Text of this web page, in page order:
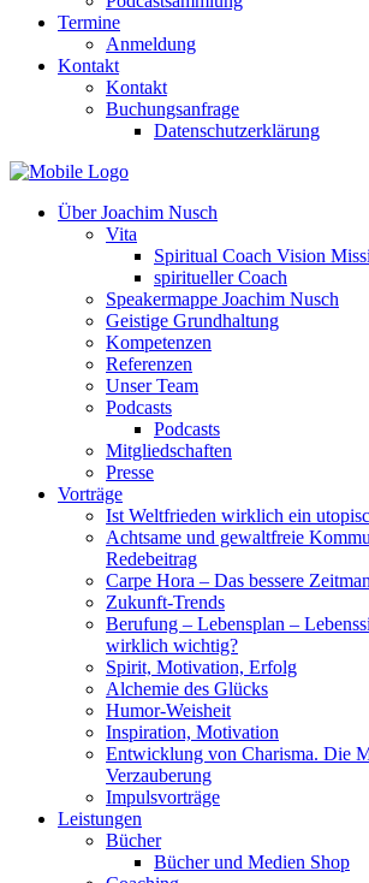
Termine
Anmeldung
Kontakt
Kontakt
Buchungsanfrage
Datenschutzerklärung
Über Joachim Nusch
Vita
Spiritual Coach Vision
spiritueller Coach
Speakermappe Joachim Nusch
Geistige Grundhaltung
Kompetenzen
Referenzen
Unser Team
Podcasts
Podcasts
Mitgliedschaften
Presse
Vorträge
Ist Weltfrieden wirklich ein
Achtsame und gewaltfreie
Redebeitrag
Carpe Hora – Das bessere
Zukunft-Trends
Berufung – Lebensplan –
wirklich wichtig?
Spirit, Motivation, Erfolg
Alchemie des Glücks
Humor-Weisheit
Inspiration, Motivation
Entwicklung von Charisma. Die
Verzauberung
Impulsvorträge
Leistungen
Bücher
Bücher und Medien Shop